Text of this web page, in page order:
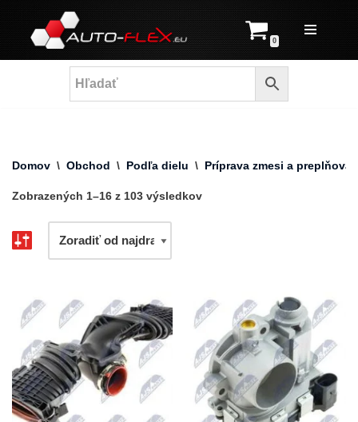
Prejsť
na
0
Domov \ Obchod \ Podľa dielu \ Príprava zmesi a
Zobrazených 1–16 z 103 výsledkov